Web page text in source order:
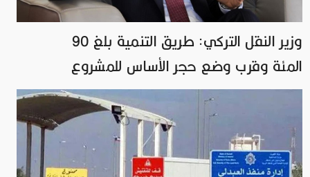
وزير النقل التركي: طريق التنمية بلغ 90
المئة وقرب وضع حجر الأساس للمشروع